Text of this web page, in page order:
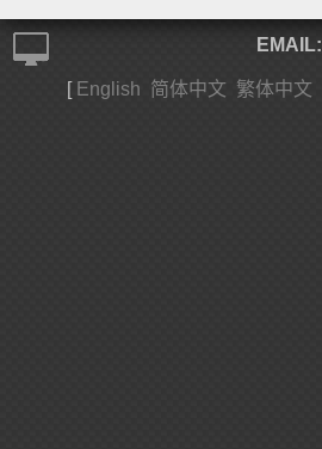
EMAIL:
[ English 简体中文 繁体中文